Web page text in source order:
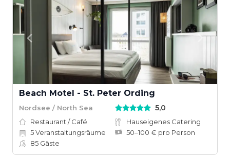
Beach Motel - St. Peter Ording
Nordsee / North Sea 5,0
Restaurant / Café
Hauseigenes Catering
5Veranstaltungsräume
50–100 € pro Person
85 Gäste